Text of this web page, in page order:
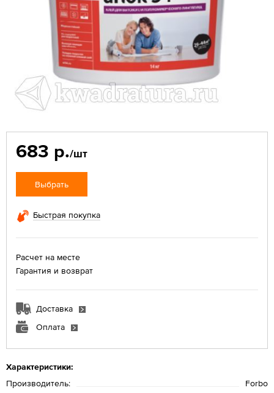
Характеристики:
Производитель:
Forbo
683 р./шт
Выбрать
Быстрая покупка
Расчет на месте
Гарантия и возврат
Доставка
Оплата